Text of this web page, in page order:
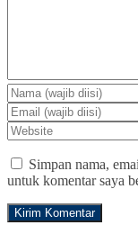
Simpan nama,
untuk komentar saya